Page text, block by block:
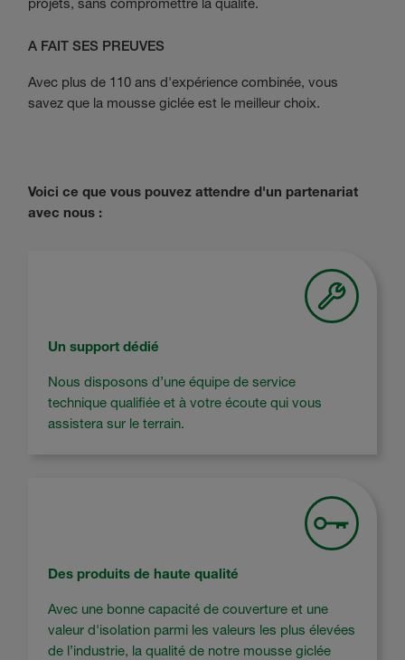
A FAIT SES PREUVES
Avec plus de 110 ans d'expérience combinée, vous
savez que la mousse giclée est le meilleur choix.
Voici ce que vous pouvez attendre d'un partenariat
avec nous :
Un support dédié
Nous disposons d’une équipe de service
technique qualifiée et à votre écoute qui vous
assistera sur le terrain.
Des produits de haute qualité
Avec une bonne capacité de couverture et une
valeur d'isolation parmi les valeurs les plus élevées
de l’industrie, la qualité de notre mousse giclée